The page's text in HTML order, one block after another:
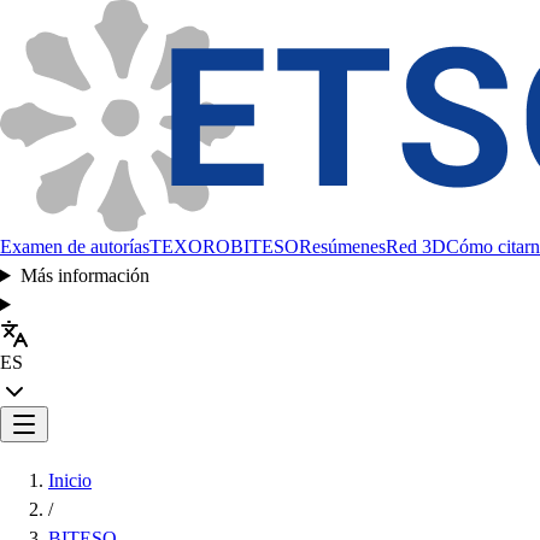
Examen de autoríasTEXOROBITESOResúmenesRed 3DCómo
Más información
ES
Inicio
/